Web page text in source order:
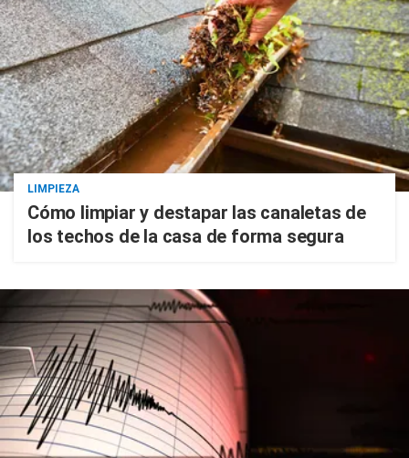
LIMPIEZA
Cómo limpiar y destapar las canaletas de
los techos de la casa de forma segura